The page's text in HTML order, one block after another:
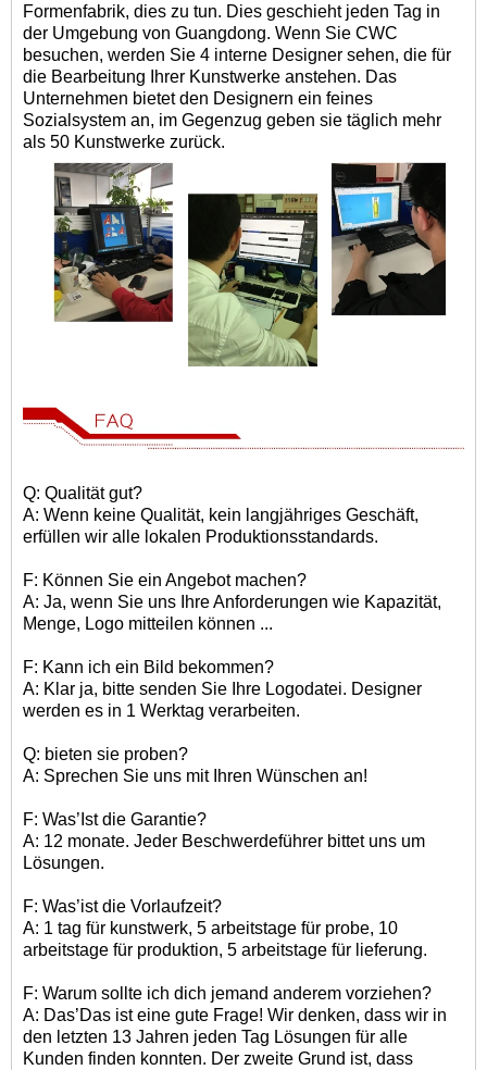
Formenfabrik, dies zu tun. Dies geschieht jeden Tag in
der Umgebung von Guangdong. Wenn Sie CWC
besuchen, werden Sie 4 interne Designer sehen, die für
die Bearbeitung Ihrer Kunstwerke anstehen. Das
Unternehmen bietet den Designern ein feines
Sozialsystem an, im Gegenzug geben sie täglich mehr
als 50 Kunstwerke zurück.
Q: Qualität gut?
A: Wenn keine Qualität, kein langjähriges Geschäft,
erfüllen wir alle lokalen Produktionsstandards.
F: Können Sie ein Angebot machen?
A: Ja, wenn Sie uns Ihre Anforderungen wie Kapazität,
Menge, Logo mitteilen können ...
F: Kann ich ein Bild bekommen?
A: Klar ja, bitte senden Sie Ihre Logodatei. Designer
werden es in 1 Werktag verarbeiten.
Q: bieten sie proben?
A: Sprechen Sie uns mit Ihren Wünschen an!
F: Was’ Ist die Garantie?
A: 12 monate. Jeder Beschwerdeführer bittet uns um
Lösungen.
F: Was’ist die Vorlaufzeit?
A: 1 tag für kunstwerk, 5 arbeitstage für probe, 10
arbeitstage für produktion, 5 arbeitstage für lieferung.
F: Warum sollte ich dich jemand anderem vorziehen?
A: Das’Das ist eine gute Frage! Wir denken, dass wir in
den letzten 13 Jahren jeden Tag Lösungen für alle
Kunden finden konnten. Der zweite Grund ist, dass